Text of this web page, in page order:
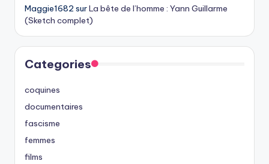
Maggie1682 surLa bête de l’homme : Yann Guillarme
(Sketch complet)
Categories
coquines
documentaires
fascisme
femmes
films